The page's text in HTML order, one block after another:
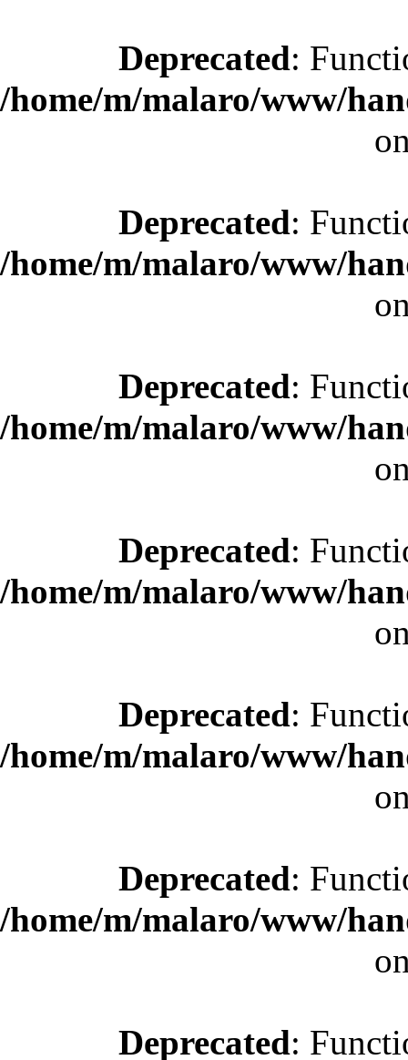
Deprecated:
/home/m/malaro/www/
Deprecated:
/home/m/malaro/www/
Deprecated:
/home/m/malaro/www/
Deprecated:
/home/m/malaro/www/
Deprecated:
/home/m/malaro/www/
Deprecated:
/home/m/malaro/www/
Deprecated: